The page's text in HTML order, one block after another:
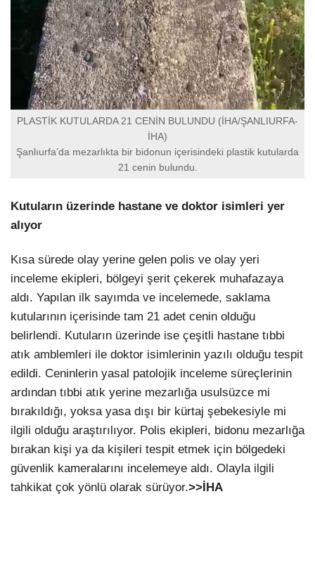
PLASTİK KUTULARDA 21 CENİN BULUNDU (İHA/ŞANLIURFA-
İHA)
Şanlıurfa’da mezarlıkta bir bidonun içerisindeki plastik kutularda
21 cenin bulundu.
Kutuların üzerinde hastane ve doktor isimleri yer
alıyor
Kısa sürede olay yerine gelen polis ve olay yeri
inceleme ekipleri, bölgeyi şerit çekerek muhafazaya
aldı. Yapılan ilk sayımda ve incelemede, saklama
kutularının içerisinde tam 21 adet cenin olduğu
belirlendi. Kutuların üzerinde ise çeşitli hastane tıbbi
atık amblemleri ile doktor isimlerinin yazılı olduğu tespit
edildi. Ceninlerin yasal patolojik inceleme süreçlerinin
ardından tıbbi atık yerine mezarlığa usulsüzce mi
bırakıldığı, yoksa yasa dışı bir kürtaj şebekesiyle mi
ilgili olduğu araştırılıyor. Polis ekipleri, bidonu mezarlığa
bırakan kişi ya da kişileri tespit etmek için bölgedeki
güvenlik kameralarını incelemeye aldı. Olayla ilgili
tahkikat çok yönlü olarak sürüyor.>>İHA